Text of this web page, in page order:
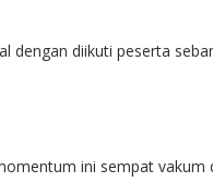
dengan diikuti peserta
ini sempat vakum